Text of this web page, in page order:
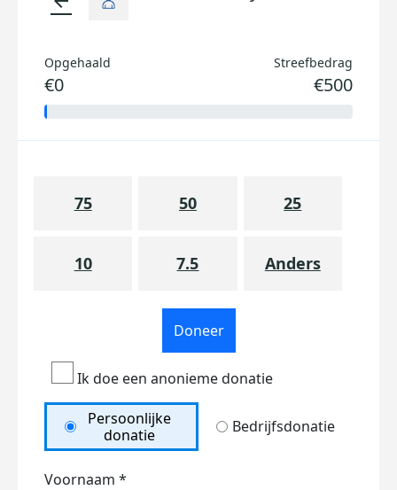
Opgehaald
€0
Streefbedrag
€500
75 50 25
10 7.5 Anders
Doneer
Ik doe een anonieme donatie
Persoonlijke
donatie
Bedrijfsdonatie
Voornaam *